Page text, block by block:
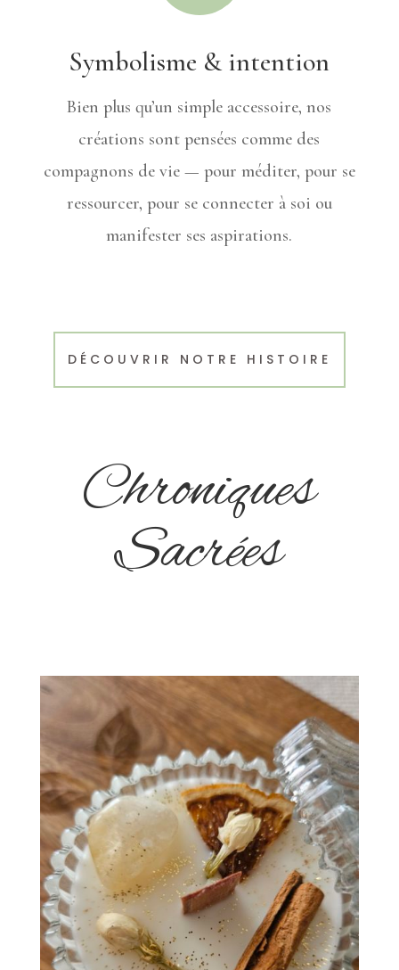
Symbolisme & intention
Bien plus qu’un simple accessoire, nos
créations sont pensées comme des
compagnons de vie — pour méditer, pour se
ressourcer, pour se connecter à soi ou
manifester ses aspirations.
DÉCOUVRIR NOTRE HISTOIRE
Chroniques
Sacrées